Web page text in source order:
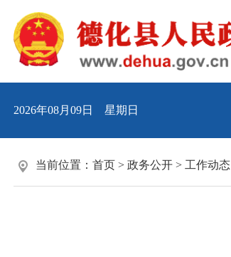
2026年08月09日 星期日
当前位置： 首页 > 政务公开 > 工作动态